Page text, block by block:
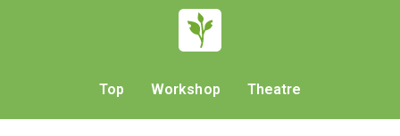
Top Workshop Theatre